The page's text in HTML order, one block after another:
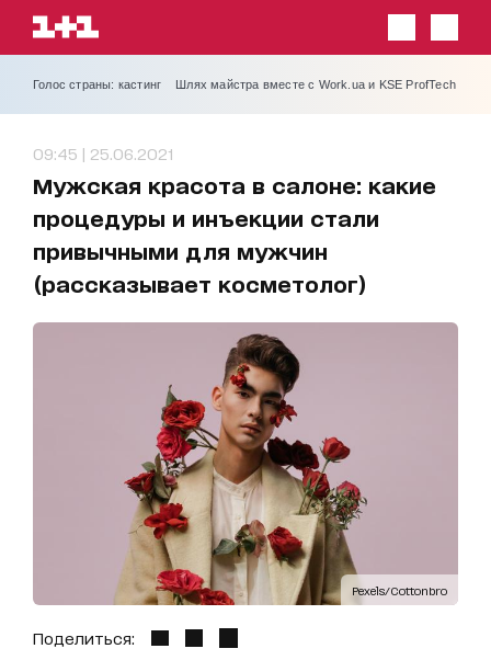
Голос страны: кастинг Шлях майстра вместе с Work.ua и KSE ProfTech
09:45 | 25.06.2021
Мужская красота в салоне: какие
процедуры и инъекции стали
привычными для мужчин
(рассказывает косметолог)
Pexels/Cottonbro
Поделиться: